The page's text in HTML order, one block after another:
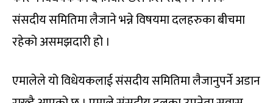
संसदीय समितिमा लैजाने भन्ने विषयमा दलहरुका बीचमा
रहेको असमझदारी हो ।
एमालेले यो विधेयकलाई संसदीय समितिमा लैजानुपर्ने अडान